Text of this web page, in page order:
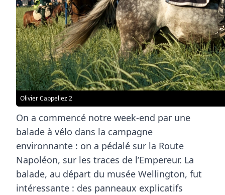
Olivier Cappeliez 2
On a commencé notre week-end par une
balade à vélo dans la campagne
environnante : on a pédalé sur la Route
Napoléon, sur les traces de l’Empereur. La
balade, au départ du musée Wellington, fut
intéressante : des panneaux explicatifs